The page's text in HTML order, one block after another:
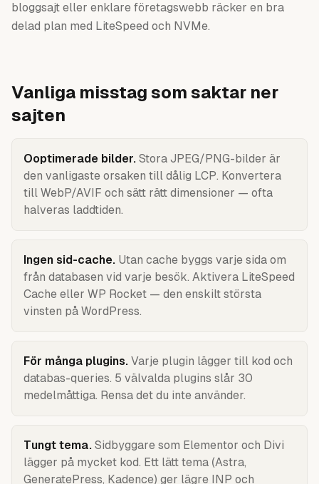
bloggsajt eller enklare företagswebb räcker en bra
delad plan med LiteSpeed och NVMe.
Vanliga misstag som saktar ner
sajten
Ooptimerade bilder. Stora JPEG/PNG-bilder är
den vanligaste orsaken till dålig LCP. Konvertera
till WebP/AVIF och sätt rätt dimensioner — ofta
halveras laddtiden.
Ingen sid-cache. Utan cache byggs varje sida om
från databasen vid varje besök. Aktivera LiteSpeed
Cache eller WP Rocket — den enskilt största
vinsten på WordPress.
För många plugins. Varje plugin lägger till kod och
databas-queries. 5 välvalda plugins slår 30
medelmåttiga. Rensa det du inte använder.
Tungt tema. Sidbyggare som Elementor och Divi
lägger på mycket kod. Ett lätt tema (Astra,
GeneratePress, Kadence) ger lägre INP och